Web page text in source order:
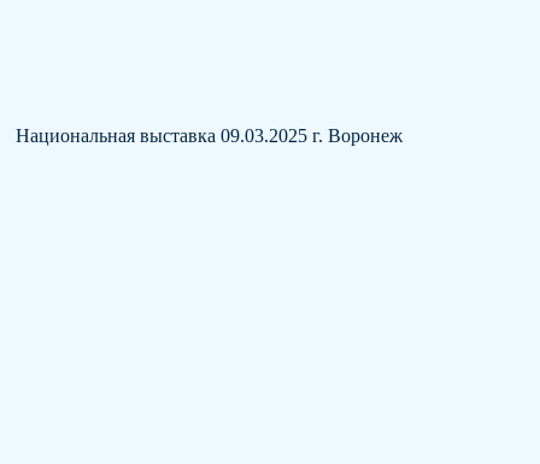
Национальная выставка 09.03.2025 г. Воронеж